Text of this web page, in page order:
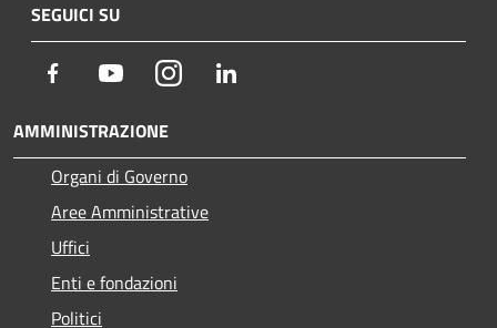
SEGUICI SU
Facebook YoutubeInstagram
AMMINISTRAZIONE
Organi di Governo
Aree Amministrative
Uffici
Enti e fondazioni
Politici